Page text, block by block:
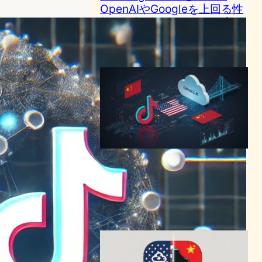
OpenAIやGoogleを上回る性
能を一部ベンチマークで実現
AI（人工知能）ニュース
2025年4月12日10:53
TikTokアルゴリズム、Oracle
が管理へ 米国事業売却で
ByteDance影響力を限定
テクノロジーと経済ニュース
2025年9月23日18:00